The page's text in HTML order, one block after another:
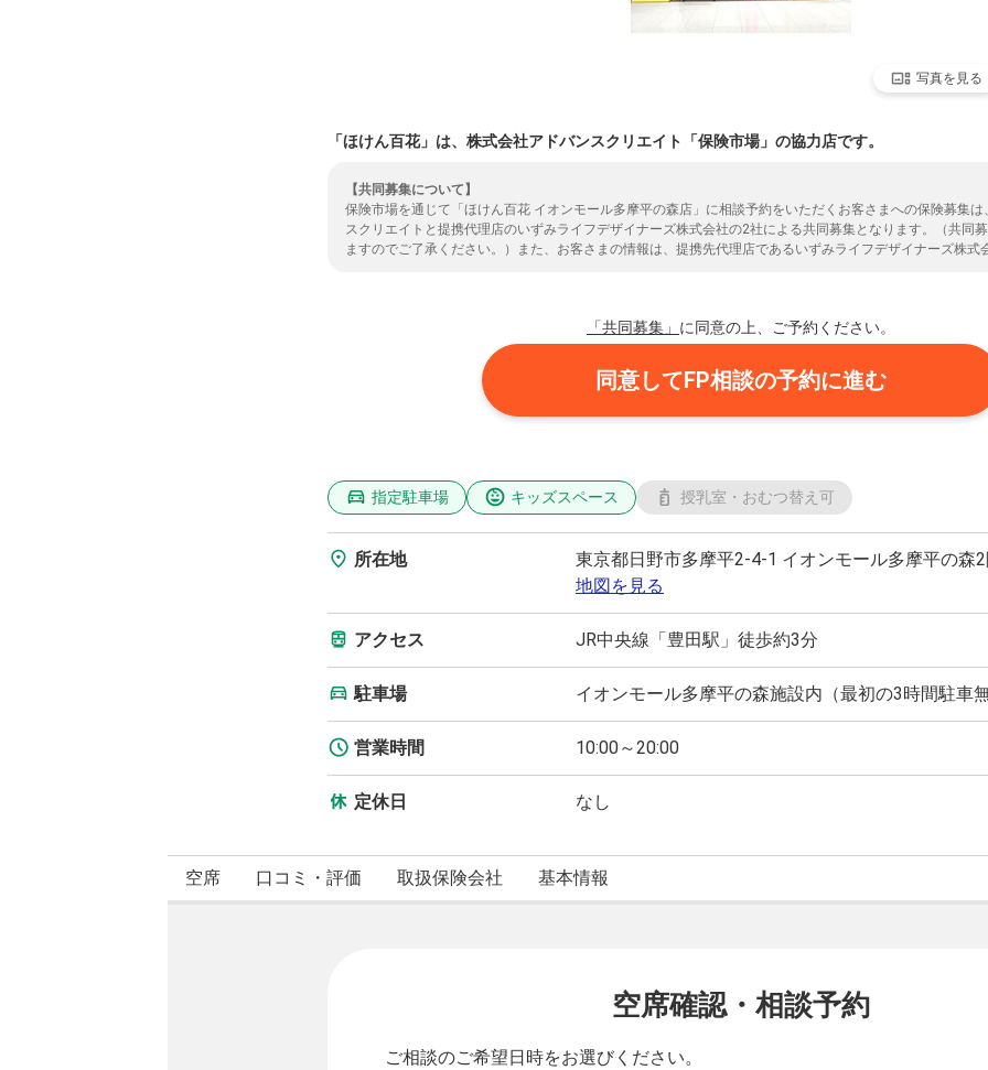
写真を見る
「ほけん百花」は、株式会社アドバンスクリエイト「保険市場」の協力店です。
【共同募集について】
保険市場を通じて「ほけん百花 イオンモール多摩平の森店」に相談予約をいただくお客さまへの保険募集
スクリエイトと提携代理店のいずみライフデザイナーズ株式会社の2社による共同募集となります。（共同
ますのでご了承ください。）また、お客さまの情報は、提携先代理店であるいずみライフデザイナーズ株式
「共同募集」 に同意の上、ご予約ください。
同意してFP相談の予約に進む
指定駐車場 キッズスペース 授乳室・おむつ替え可
所在地
東京都日野市多摩平2-4-1 イオンモール多摩平の森
地図を見る
アクセス JR中央線「豊田駅」徒歩約3分
駐車場 イオンモール多摩平の森施設内（最初の3時間駐車無
営業時間 10:00～20:00
定休日 なし
空席 口コミ・評価 取扱保険会社 基本情報
空席確認・相談予約
ご相談のご希望日時をお選びください。